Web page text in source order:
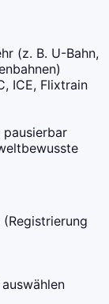
(z. B. U-Bahn,
ICE, Flixtrain
(Registrierung